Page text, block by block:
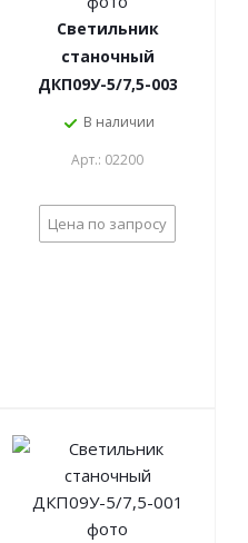
Светильник
станочный
ДКП09У-5/7,5-003
В наличии
Арт.: 02200
Цена по запросу